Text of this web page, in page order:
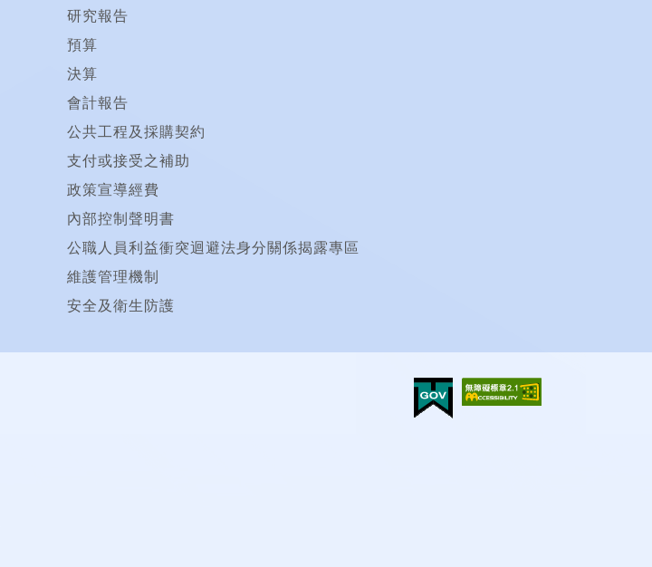
研究報告
預算
決算
會計報告
公共工程及採購契約
支付或接受之補助
政策宣導經費
內部控制聲明書
公職人員利益衝突迴避法身分關係揭露專區
維護管理機制
安全及衛生防護